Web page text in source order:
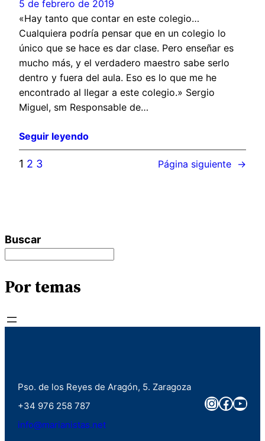
5 de febrero de 2019
«Hay tanto que contar en este colegio…
Cualquiera podría pensar que en un colegio lo
único que se hace es dar clase. Pero enseñar es
mucho más, y el verdadero maestro sabe serlo
dentro y fuera del aula. Eso es lo que me he
encontrado al llegar a este colegio.» Sergio
Miguel, sm Responsable de…
Seguir leyendo
1 2 3 Página siguiente →
Buscar
Por temas
Pso. de los Reyes de Aragón, 5. Zaragoza
+34 976 258 787
info@marianistas.net